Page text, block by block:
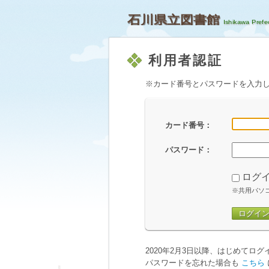
石川県立図書館
利用者認証
※カード番号とパスワードを入力
カード番号：
パスワード：
ログ
※共用パソ
ログイン
2020年2月3日以降、はじめてログ
パスワードを忘れた場合も こちら